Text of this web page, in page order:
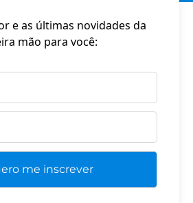
e as últimas novidades da
mão para você: